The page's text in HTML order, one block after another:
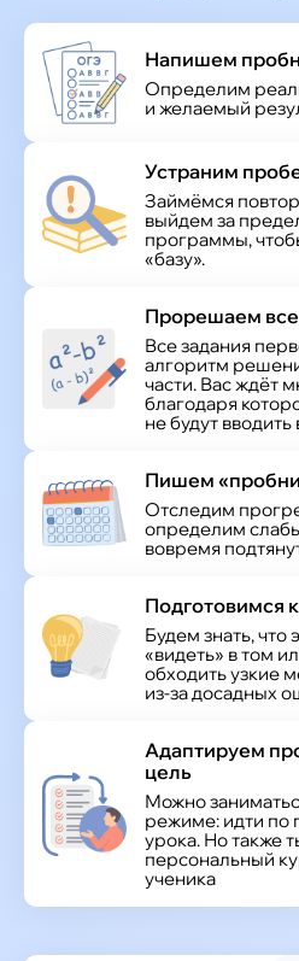
Напишем
Определим
и желаемый
Устраним
Займёмся
выйдем за
программы,
«базу».
Прорешаем
Все задания
алгоритм
части. Вас ждёт
благодаря
не будут вводить
Пишем
Отследим
определим
вовремя
Подготовимся
Будем знать, что
«видеть» в том
обходить узкие
из-за досадных
Адаптируем
цель
Можно
режиме: идти по
урока. Но также
персональный
ученика